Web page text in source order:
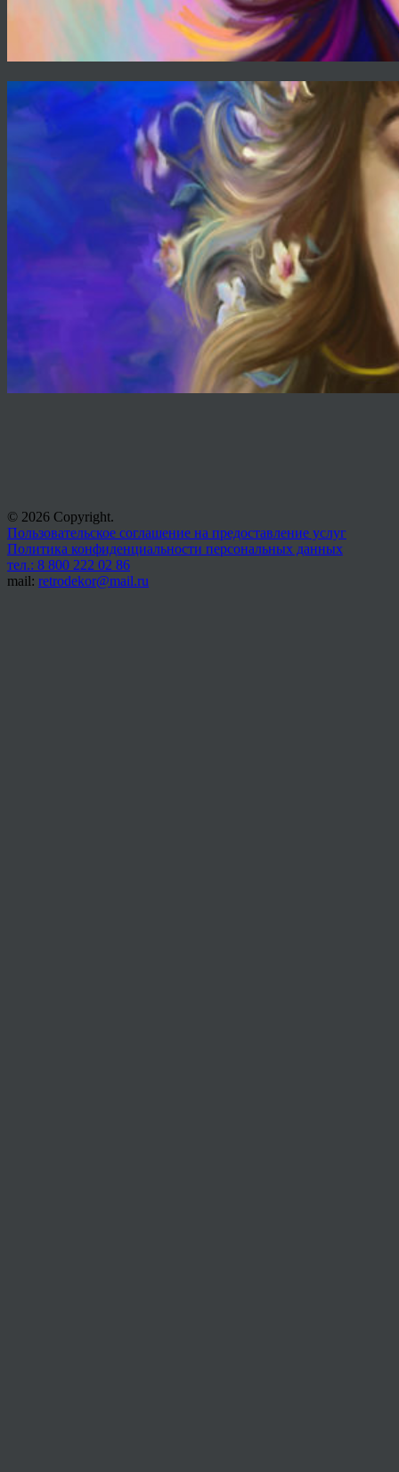
© 2026 Copyright.
Пользовательское соглашение на предоставление услуг
Политика конфиденциальности персональных данных
тел.: 8 800 222 02 86
mail: retrodekor@mail.ru